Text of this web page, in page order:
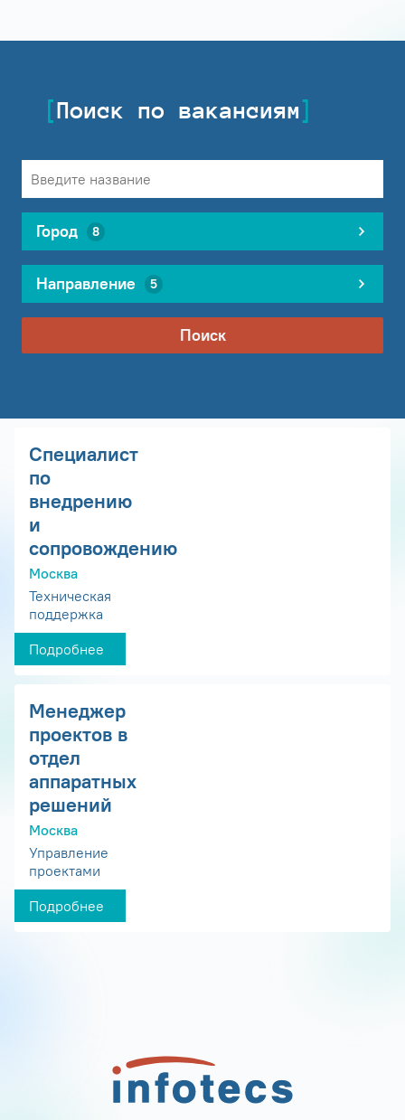
Поиск по вакансиям
Город 8
Направление 5
Поиск
Специалист
по
внедрению
и
сопровождению
Москва
Техническая
поддержка
Подробнее
Менеджер
проектов в
отдел
аппаратных
решений
Москва
Управление
проектами
Подробнее